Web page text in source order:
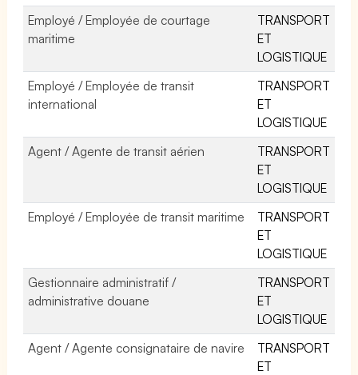
Employé / Employée de courtage
maritime
TRANSPORT
ET
LOGISTIQUE
Employé / Employée de transit
international
TRANSPORT
ET
LOGISTIQUE
Agent / Agente de transit aérien
TRANSPORT
ET
LOGISTIQUE
Employé / Employée de transit maritime
TRANSPORT
ET
LOGISTIQUE
Gestionnaire administratif /
administrative douane
TRANSPORT
ET
LOGISTIQUE
Agent / Agente consignataire de navire
TRANSPORT
ET